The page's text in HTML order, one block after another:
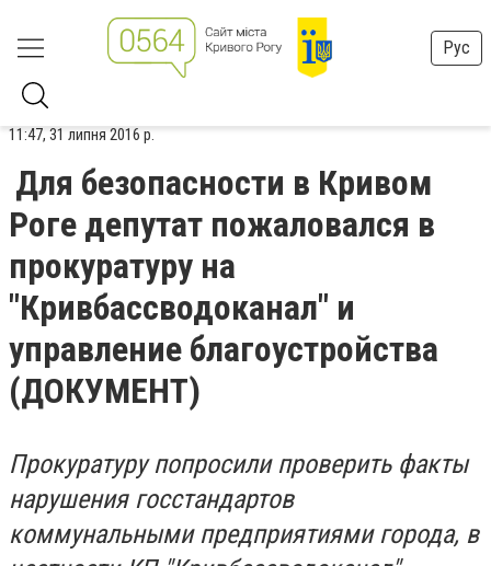
Рус
11:47, 31 липня 2016 р.
Для безопасности в Кривом
Роге депутат пожаловался в
прокуратуру на
"Кривбассводоканал" и
управление благоустройства
(ДОКУМЕНТ)
Прокуратуру попросили проверить факты
нарушения госстандартов
коммунальными предприятиями города, в